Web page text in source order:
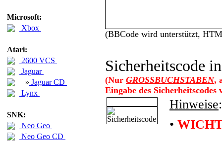
Microsoft:
Xbox
Atari:
2600 VCS
Jaguar
» Jaguar CD
Lynx
SNK:
Neo Geo
Neo Geo CD
(BBCode wird unterstützt,
Sicherheitscode
(Nur GROSSBUCHSTABEN,
Eingabe des Sicherheitscodes
Hinweise:
•